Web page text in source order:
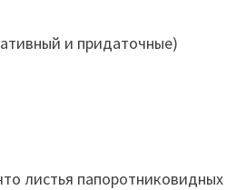
и придаточные)
листья папоротниковидных